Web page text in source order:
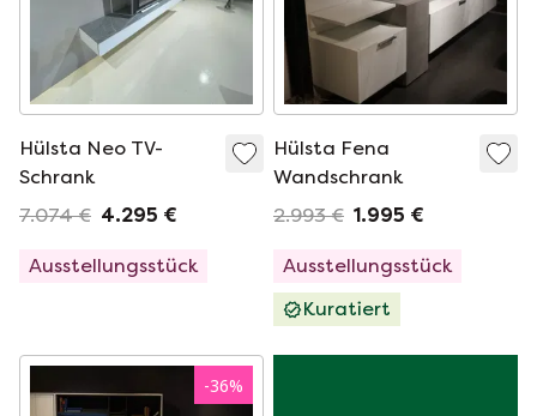
Hülsta Neo TV-
Schrank
7.074 € 4.295 €
Ausstellungsstück
Hülsta Fena
Wandschrank
2.993 € 1.995 €
Ausstellungsstück
Kuratiert
-36%